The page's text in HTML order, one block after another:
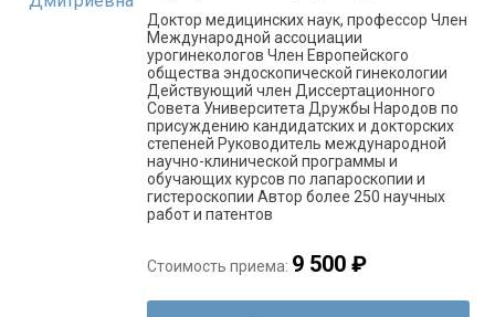
Доктор медицинских наук, профессор Член
Международной ассоциации
урогинекологов Член Европейского
общества эндоскопической гинекологии
Действующий член Диссертационного
Совета Университета Дружбы Народов по
присуждению кандидатских и докторских
степеней Руководитель международной
научно-клинической программы и
обучающих курсов по лапароскопии и
гистероскопии Автор более 250 научных
работ и патентов
Стоимость приема: 9 500 ₽